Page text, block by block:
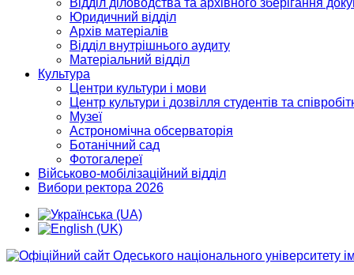
Відділ діловодства та архівного зберігання
Юридичний відділ
Архів матеріалів
Відділ внутрішнього аудиту
Матеріальний відділ
Культура
Центри культури і мови
Центр культури і дозвілля студентів та
Музеї
Астрономічна обсерваторія
Ботанічний сад
Фотогалереї
Військово-мобілізаційний відділ
Вибори ректора 2026